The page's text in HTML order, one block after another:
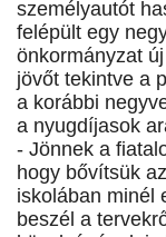
személyautót
felépült egy
önkormányzat
jövőt tekintve a
a korábbi
a nyugdíjasok
- Jönnek a
hogy bővítsük
iskolában minél
beszél a